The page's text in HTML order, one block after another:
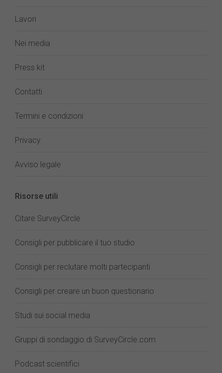
Lavori
Nei media
Press kit
Contatti
Termini e condizioni
Privacy
Avviso legale
Risorse utili
Citare SurveyCircle
Consigli per pubblicare il tuo studio
Consigli per reclutare molti partecipanti
Consigli per creare un buon questionario
Studi sui social media
Gruppi di sondaggio di SurveyCircle.com
Podcast scientifici